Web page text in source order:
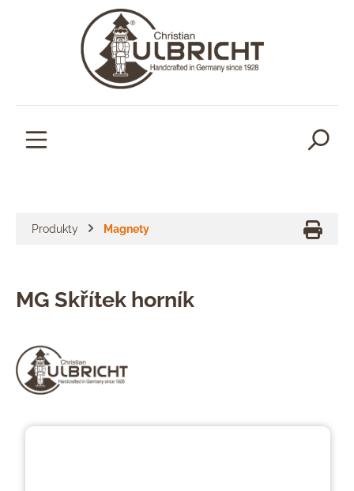
Produkty Magnety
MG Skřítek horník